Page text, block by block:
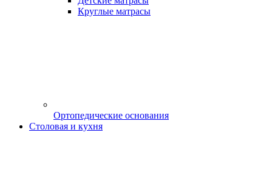
Круглые матрасы
Ортопедические основания
Столовая и кухня